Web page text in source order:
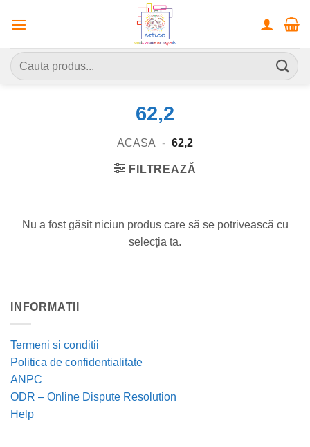
Caută
după:
62,2
ACASA - 62,2
FILTREAZĂ
Nu a fost găsit niciun produs care să se potrivească cu
selecția ta.
INFORMATII
Termeni si conditii
Politica de confidentialitate
ANPC
ODR – Online Dispute Resolution
Help